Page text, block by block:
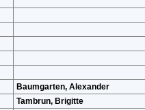
Baumgarten, Alexander
Tambrun, Brigitte